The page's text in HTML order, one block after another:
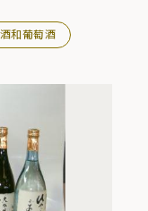
和葡萄酒